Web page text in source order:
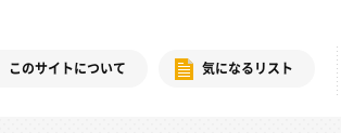
このサイトについて 気になるリスト